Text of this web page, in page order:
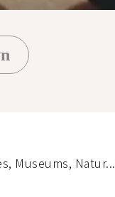
Museums, Natur...